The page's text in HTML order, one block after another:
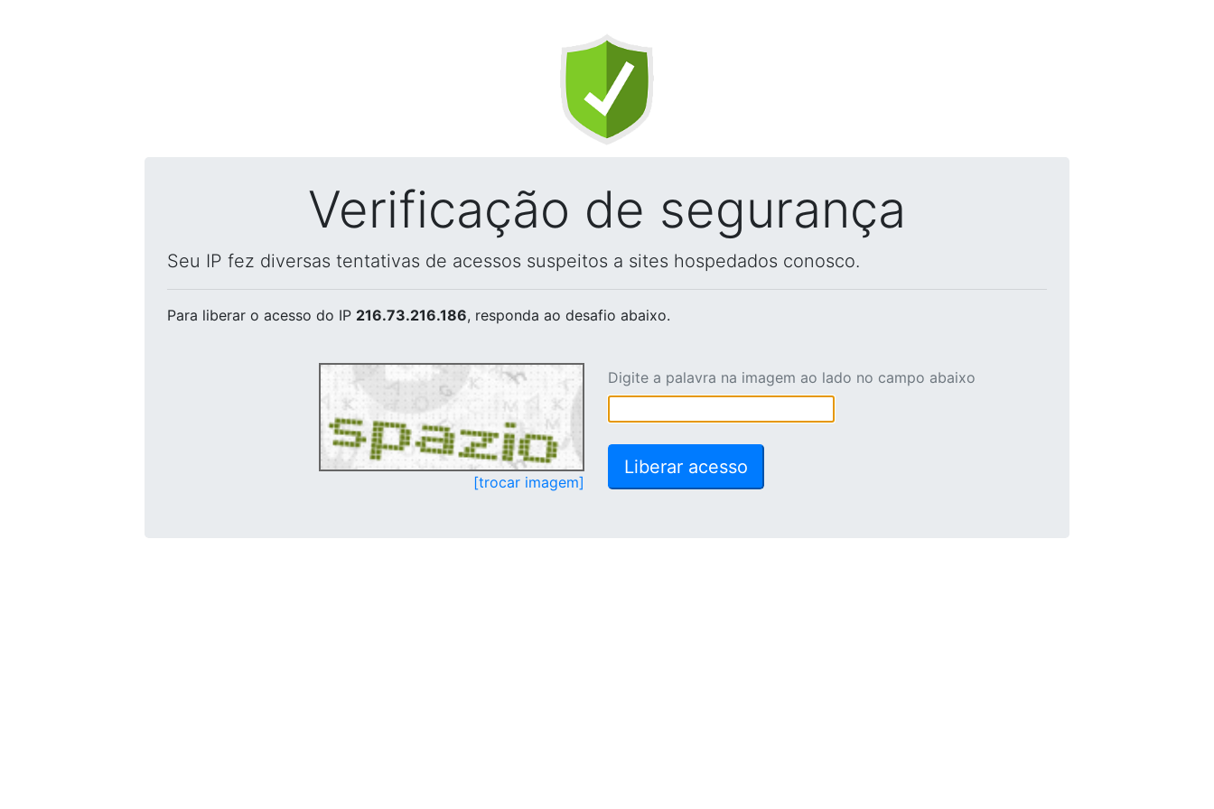
Verificação de segurança
Seu IP fez diversas tentativas de acessos suspeitos a sites hospedados conosco.
Para liberar o acesso do IP 216.73.216.186, responda ao desafio abaixo.
[trocar imagem]
Digite a palavra na imagem ao lado no campo abaixo